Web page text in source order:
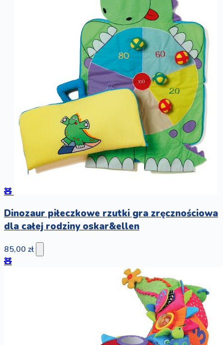
🧸
Dinozaur piłeczkowe rzutki gra zręcznościowa
dla całej rodziny oskar&ellen
85,00 zł
🧸